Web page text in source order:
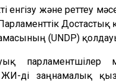
және реттеу
(UNDP)
парламентшілер
ді заңнамалық